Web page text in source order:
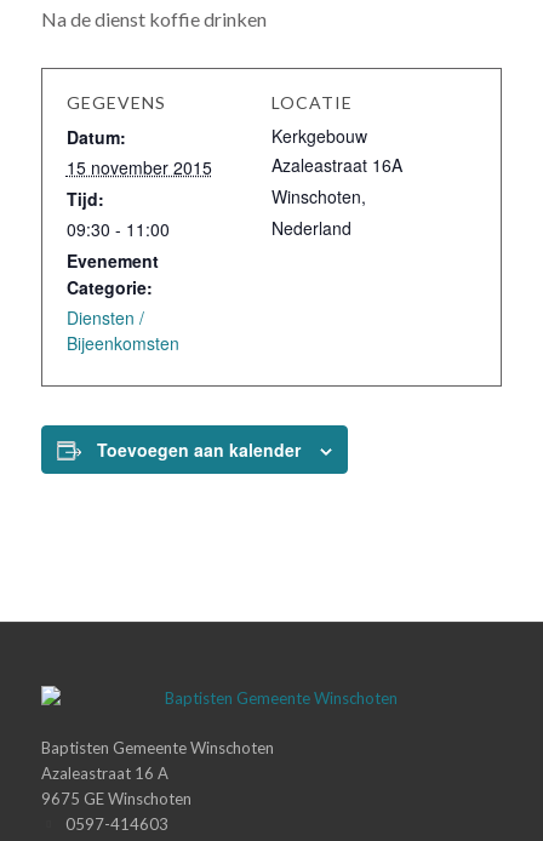
Na de dienst koffie drinken
GEGEVENS
Datum:
15 november 2015
Tijd:
09:30 - 11:00
Evenement
Categorie:
Diensten /
Bijeenkomsten
LOCATIE
Kerkgebouw
Azaleastraat 16A
Winschoten,
Nederland
Toevoegen aan kalender
Baptisten Gemeente Winschoten
Azaleastraat 16 A
9675 GE Winschoten
0597-414603